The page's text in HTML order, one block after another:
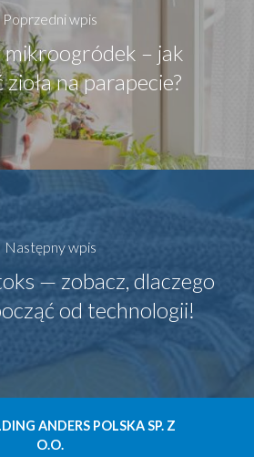
Poprzedni wpis
– jak
na parapecie?
Następny wpis
— zobacz, dlaczego
od technologii!
ANDERS POLSKA SP. Z
O.O.